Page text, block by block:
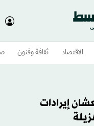
الاقتصاد ثقافة وفنون
إيرادات